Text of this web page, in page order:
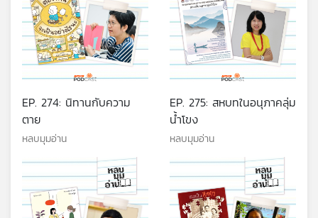
EP. 274: นิทานกับความ
ตาย
หลบมุมอ่าน
EP. 275: สหบทในอนุภาคลุ่ม
น้ำโขง
หลบมุมอ่าน